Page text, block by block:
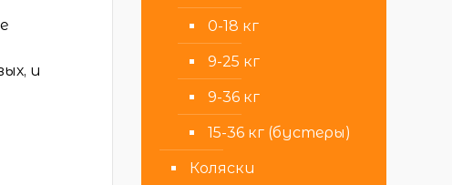
и
0-18 кг
9-25 кг
9-36 кг
15-36 кг (бустеры)
Коляски